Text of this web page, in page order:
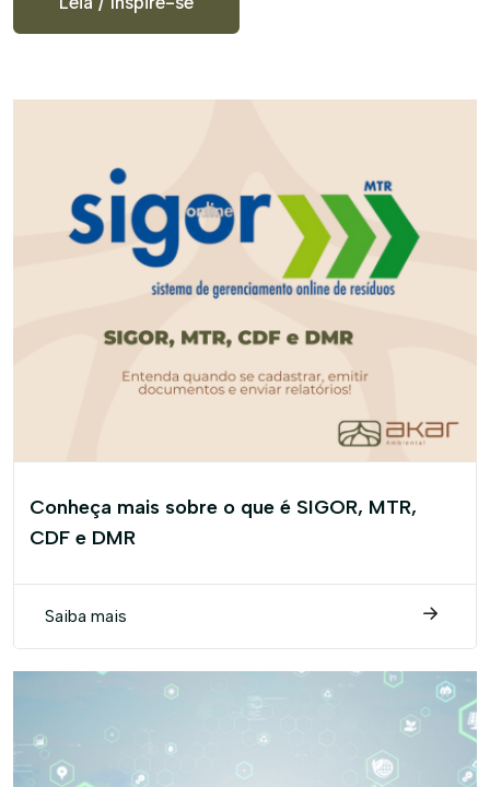
Conheça mais sobre o que é SIGOR, MTR,
CDF e DMR
Saiba mais